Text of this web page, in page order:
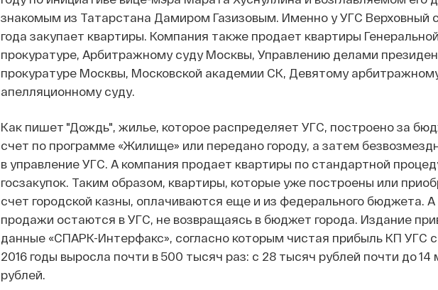
знакомым из Татарстана Дамиром Газизовым. Именно у УГС Верховный
года закупает квартиры. Компания также продает квартиры
прокуратуре, Арбитражному суду Москвы, Управлению делами
прокуратуре Москвы, Московской академии СК, Девятому
апелляционному суду.
Как пишет "Дождь", жилье, которое распределяет УГС, построено за
счет по программе «Жилище» или передано городу, а затем
в управление УГС. А компания продает квартиры по стандартной
госзакупок. Таким образом, квартиры, которые уже построены или
счет городской казны, оплачиваются еще и из федерального бюджета.
продажи остаются в УГС, не возвращаясь в бюджет города. Издание
данные «СПАРК-Интерфакс», согласно которым чистая прибыль КП УГС с
2016 годы выросла почти в 500 тысяч раз: с 28 тысяч рублей почти до 14
рублей.